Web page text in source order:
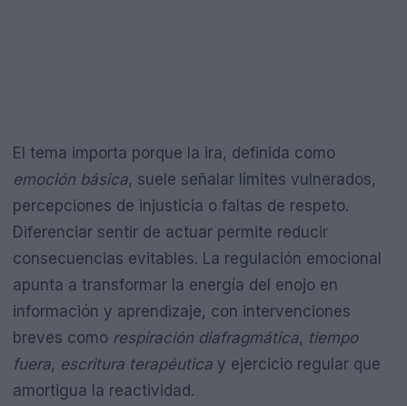
El tema importa porque la ira, definida como
emoción básica, suele señalar límites vulnerados,
percepciones de injusticia o faltas de respeto.
Diferenciar sentir de actuar permite reducir
consecuencias evitables. La regulación emocional
apunta a transformar la energía del enojo en
información y aprendizaje, con intervenciones
breves como respiración diafragmática, tiempo
fuera, escritura terapéutica y ejercicio regular que
amortigua la reactividad.